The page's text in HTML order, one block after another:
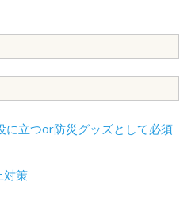
に立つor防災グッズとして必須
対策